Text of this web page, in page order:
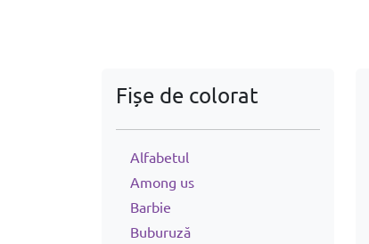
Fișe de colorat
Alfabetul
Among us
Barbie
Buburuză